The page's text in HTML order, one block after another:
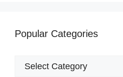
Popular Categories
Popular